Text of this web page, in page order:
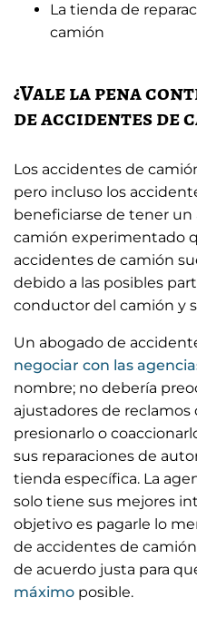
La tienda de
camión
¿Vale la pena
de accidentes de
Los accidentes de
pero incluso los
beneficiarse de tener
camión experimentado
accidentes de camión
debido a las posibles
conductor del camión y
Un abogado de
negociar con las
nombre; no debería
ajustadores de
presionarlo o
sus reparaciones de
tienda específica. La
solo tiene sus mejores
objetivo es pagarle lo
de accidentes de
de acuerdo justa para
máximo posible.